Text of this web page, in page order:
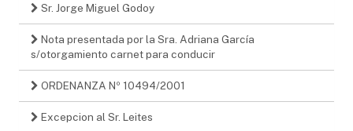
Sr. Jorge Miguel Godoy
Nota presentada por la Sra. Adriana García
s/otorgamiento carnet para conducir
ORDENANZA Nº 10494/2001
Excepcion al Sr. Leites